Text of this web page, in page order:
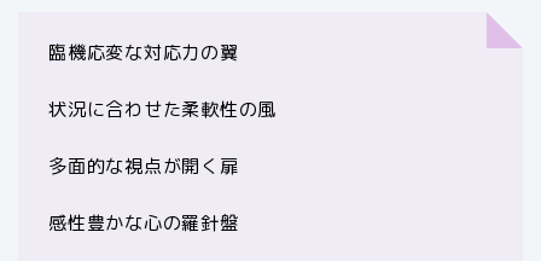
臨機応変な対応力の翼
状況に合わせた柔軟性の風
多面的な視点が開く扉
感性豊かな心の羅針盤